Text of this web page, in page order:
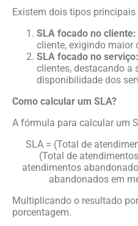
Existem dois tipos principais
SLA focado no cliente:
cliente, exigindo maior
SLA focado no serviço:
clientes, destacando a
disponibilidade dos
Como calcular um SLA?
A fórmula para calcular um
SLA = (Total de
(Total de
atendimentos
abandonados em
Multiplicando o resultado
porcentagem.